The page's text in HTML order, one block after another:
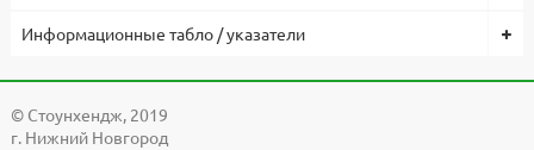
Информационные табло / указатели
© Cтоунхендж, 2019
г. Нижний Новгород